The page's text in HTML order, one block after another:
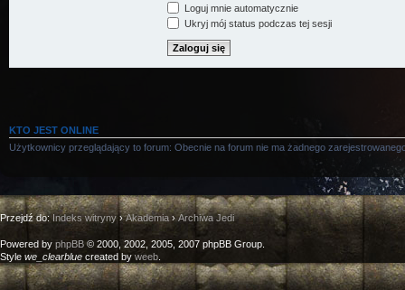
Loguj mnie automatycznie
Ukryj mój status podczas tej sesji
KTO JEST ONLINE
Użytkownicy przeglądający to forum: Obecnie na forum nie ma żadnego
Przejdź do:Indeks witryny›Akademia ›Archiwa Jedi
Powered by phpBB © 2000, 2002, 2005, 2007 phpBB Group.
Style we_clearblue created by weeb